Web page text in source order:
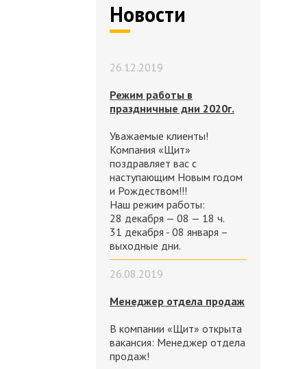
Новости
26.12.2019
Режим работы в
праздничные дни 2020г.
Уважаемые клиенты!
Компания «Щит»
поздравляет вас с
наступающим Новым годом
и Рождеством!!!
Наш режим работы:
28 декабря — 08 — 18 ч.
31 декабря - 08 января –
выходные дни.
26.08.2019
Менеджер отдела продаж
В компании «Щит» открыта
вакансия: Менеджер отдела
продаж!